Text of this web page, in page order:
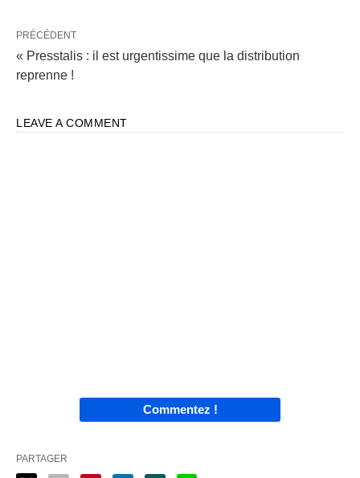
PRÉCÉDENT
« Presstalis : il est urgentissime que la distribution
reprenne !
LEAVE A COMMENT
Commentez !
PARTAGER